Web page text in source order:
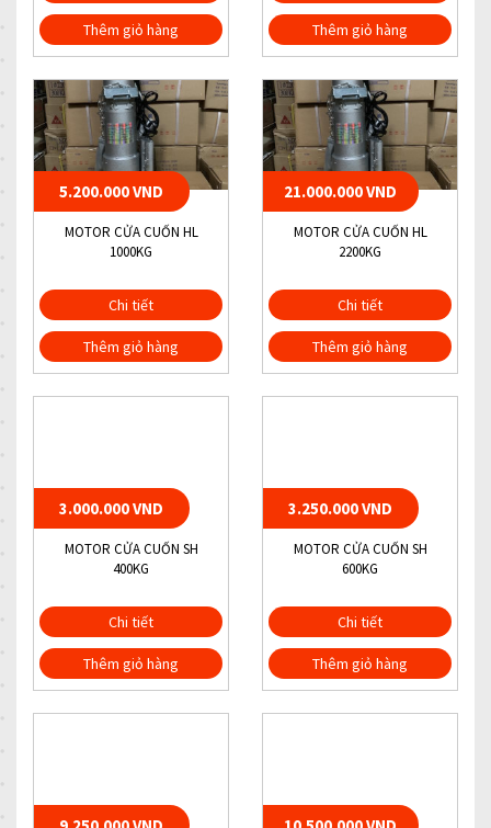
Thêm giỏ hàng Thêm giỏ hàng
5.200.000 VND
MOTOR CỬA CUỐN HL
1000KG
Chi tiết
Thêm giỏ hàng
21.000.000 VND
MOTOR CỬA CUỐN HL
2200KG
Chi tiết
Thêm giỏ hàng
3.000.000 VND
MOTOR CỬA CUỐN SH
400KG
Chi tiết
Thêm giỏ hàng
3.250.000 VND
MOTOR CỬA CUỐN SH
600KG
Chi tiết
Thêm giỏ hàng